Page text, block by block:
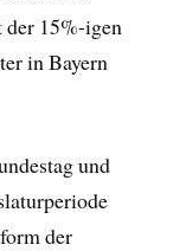
der 15%-igen
in Bayern
und
der